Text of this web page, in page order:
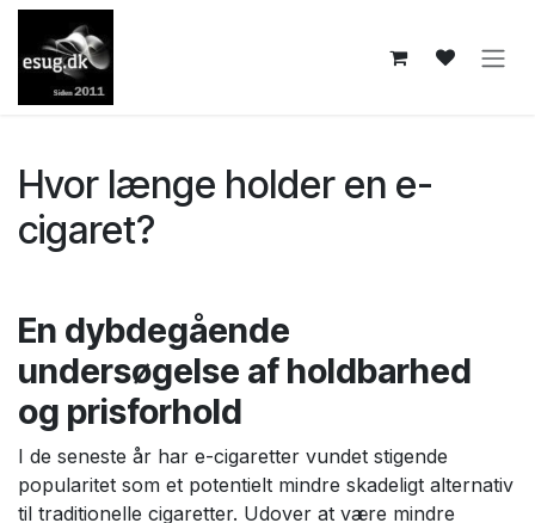
Skip to Content
Hvor længe holder en e-
cigaret?
En dybdegående
undersøgelse af holdbarhed
og prisforhold
I de seneste år har e-cigaretter vundet stigende
popularitet som et potentielt mindre skadeligt alternativ
til traditionelle cigaretter. Udover at være mindre